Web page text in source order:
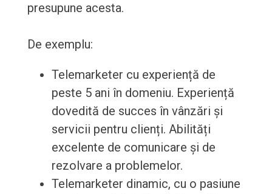
presupune acesta.
De exemplu:
Telemarketer cu experiență de
peste 5 ani în domeniu. Experiență
dovedită de succes în vânzări și
servicii pentru clienți. Abilități
excelente de comunicare și de
rezolvare a problemelor.
Telemarketer dinamic, cu o pasiune